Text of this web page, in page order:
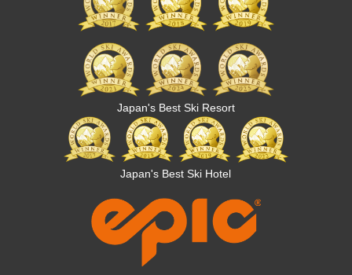
Japan's Best Ski Resort
Japan's Best Ski Hotel